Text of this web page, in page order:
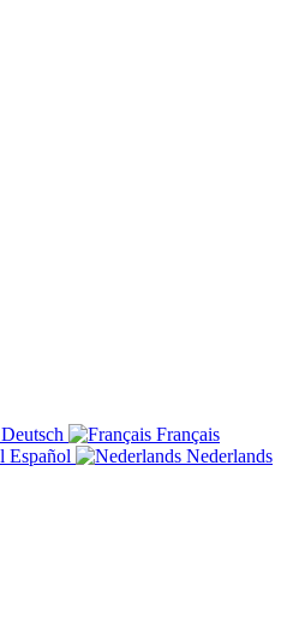
Deutsch
Français
Español
Nederlands